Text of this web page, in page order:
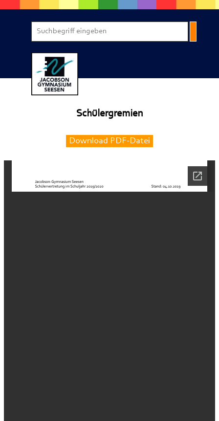
Menü überspringen
Schülergremien
Download PDF-Datei